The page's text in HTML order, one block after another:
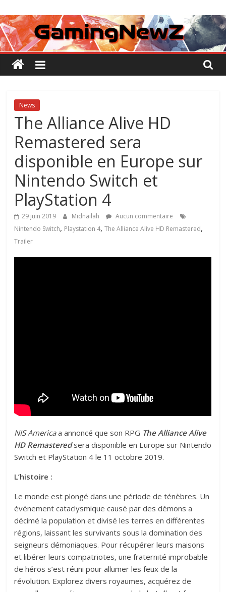
au
contenu
GamingNewZ
Tests
et
Actu
des
vidéo
News
The Alliance Alive HD
Remastered sera
disponible en Europe sur
Nintendo Switch et
PlayStation 4
29 juin 2019 Midnailah
Aucun commentaire
Nintendo Switch, Playstation 4,The Alliance Alive HD Remastered,
Trailer
NIS Americaa annoncé que son RPG The Alliance Alive
HD Remasteredsera disponible en Europe sur Nintendo
Switch et PlayStation 4 le 11 octobre 2019.
L’histoire :
Le monde est plongé dans une période de ténèbres. Un
événement cataclysmique causé par des démons a
décimé la population et divisé les terres en différentes
régions, laissant les survivants sous la domination des
seigneurs démoniaques. Pour récupérer leurs maisons
et libérer leurs compatriotes, une fraternité improbable
de héros s’est réuni pour allumer les feux de la
révolution. Explorez divers royaumes, acquérez de